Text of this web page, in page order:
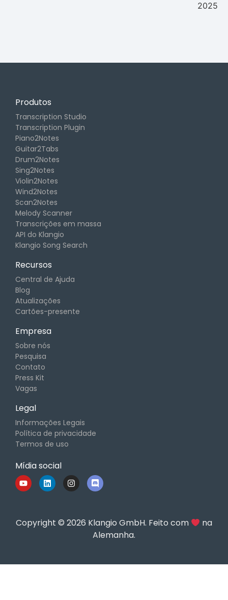
2025
Produtos
Transcription Studio
Transcription Plugin
Piano2Notes
Guitar2Tabs
Drum2Notes
Sing2Notes
Violin2Notes
Wind2Notes
Scan2Notes
Melody Scanner
Transcrições em massa
API do Klangio
Klangio Song Search
Recursos
Central de Ajuda
Blog
Atualizações
Cartões-presente
Empresa
Sobre nós
Pesquisa
Contato
Press Kit
Vagas
Legal
Informações Legais
Política de privacidade
Termos de uso
Mídia social
Copyright © 2026 Klangio GmbH. Feito com
na
Alemanha.